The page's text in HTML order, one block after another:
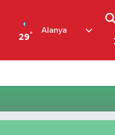
29°
Alanya